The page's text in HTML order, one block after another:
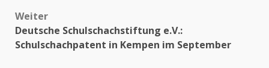
Weiter
Deutsche Schulschachstiftung e.V.:
Schulschachpatent in Kempen im September